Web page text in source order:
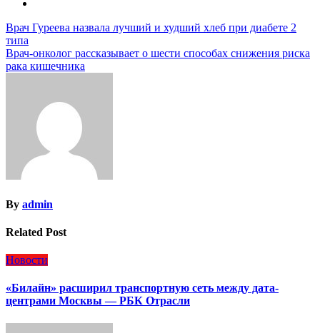
Навигация
по
записям
Врач Гуреева назвала лучший и худший хлеб при диабете 2
типа
Врач-онколог рассказывает о шести способах снижения риска
рака кишечника
By admin
Related Post
Новости
«Билайн» расширил транспортную сеть между дата-
центрами Москвы — РБК Отрасли